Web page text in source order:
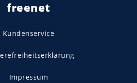
freenet
Kundenservice
Impressum